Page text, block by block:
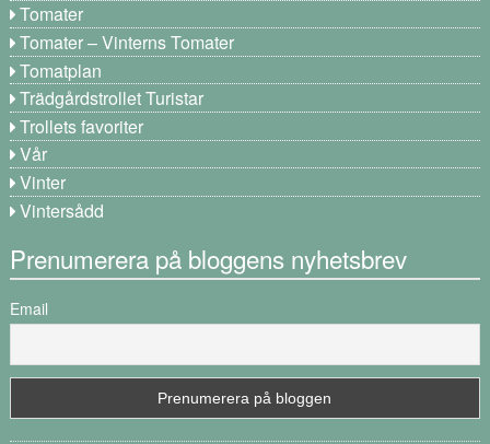
Tomater
Tomater – Vinterns Tomater
Tomatplan
Trädgårdstrollet Turistar
Trollets favoriter
Vår
Vinter
Vintersådd
Prenumerera på bloggens nyhetsbrev
Email